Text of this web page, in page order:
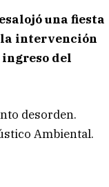
una fiesta
la intervención
del
desorden.
Ambiental.